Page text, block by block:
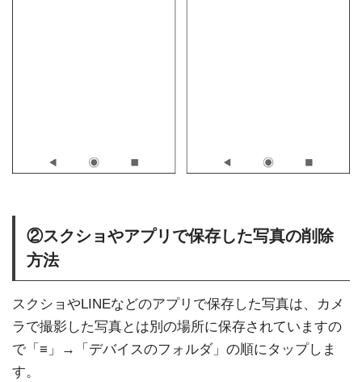
②スクショやアプリで保存した写真の削除
方法
スクショやLINEなどのアプリで保存した写真は、カメ
ラで撮影した写真とは別の場所に保存されていますの
で「≡」→「デバイスのフォルダ」の順にタップしま
す。